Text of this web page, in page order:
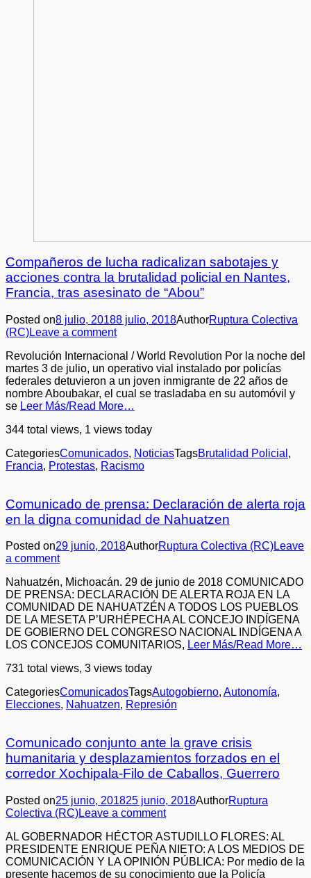
Compañeros de lucha radicalizan sabotajes y
acciones contra la brutalidad policial en Nantes,
Francia, tras asesinato de “Abou”
Posted on8 julio, 20188 julio, 2018AuthorRuptura Colectiva
(RC)Leave a comment
Revolución Internacional / World Revolution Por la noche del
martes 3 de julio, un operativo vial instalado por policías
federales detuvieron a un joven inmigrante de 22 años de
nombre Aboubakar, el cual se trasladaba en su automóvil y
se Leer Más/Read More…
344 total views, 1 views today
CategoriesComunicados, NoticiasTagsBrutalidad Policial ,
Francia, Protestas, Racismo
Comunicado de prensa: Declaración de alerta roja
en la digna comunidad de Nahuatzen
Posted on29 junio, 2018AuthorRuptura Colectiva (RC)Leave
a comment
Nahuatzén, Michoacán. 29 de junio de 2018 COMUNICADO
DE PRENSA: DECLARACIÓN DE ALERTA ROJA EN LA
COMUNIDAD DE NAHUATZÉN A TODOS LOS PUEBLOS
DE LA MESETA P’URHÉPECHA AL CONCEJO INDÍGENA
DE GOBIERNO DEL CONGRESO NACIONAL INDÍGENA A
LOS CONCEJOS COMUNITARIOS, Leer Más/Read More…
731 total views, 3 views today
CategoriesComunicadosTagsAutogobierno, Autonomía,
Elecciones, Nahuatzen, Represión
Comunicado conjunto ante la grave crisis
humanitaria y desplazamientos forzados en el
corredor Xochipala-Filo de Caballos, Guerrero
Posted on25 junio, 201825 junio, 2018AuthorRuptura
Colectiva (RC)Leave a comment
AL GOBERNADOR HÉCTOR ASTUDILLO FLORES: AL
PRESIDENTE ENRIQUE PEÑA NIETO: A LOS MEDIOS DE
COMUNICACIÓN Y LA OPINIÓN PÚBLICA: Por medio de la
presente hacemos de su conocimiento que la Policía